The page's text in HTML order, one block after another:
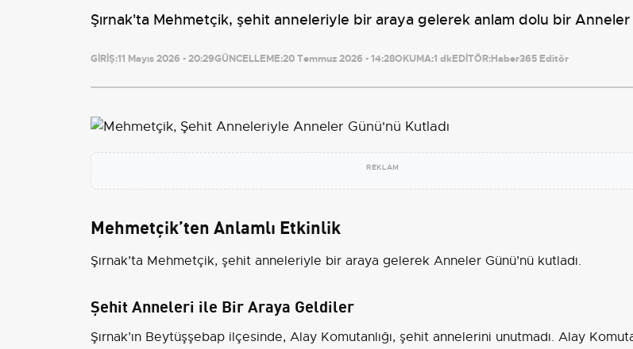
Şırnak'ta Mehmetçik, şehit anneleriyle bir araya gelerek anlam dolu bir
GİRİŞ:11 Mayıs 2026 - 20:29GÜNCELLEME:20 Temmuz 2026 - 14:28OKUMA:1 dkEDİTÖR:Haber365 Editör
REKLAM
Mehmetçik’ten Anlamlı Etkinlik
Şırnak’ta Mehmetçik, şehit anneleriyle bir araya gelerek Anneler Günü’nü kutladı.
Şehit Anneleri ile Bir Araya Geldiler
Şırnak’ın Beytüşşebap ilçesinde, Alay Komutanlığı, şehit annelerini unutmadı. Alay